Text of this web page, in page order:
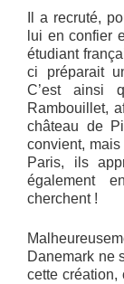
Il a recruté,
lui en confier
étudiant
ci préparait
C’est ainsi
Rambouillet,
château de
convient,
Paris, ils
également
cherchent !
Danemark ne
cette création,